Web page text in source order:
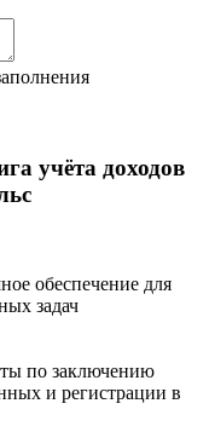
учёта доходов
обеспечение для
задач
по заключению
и регистрации в